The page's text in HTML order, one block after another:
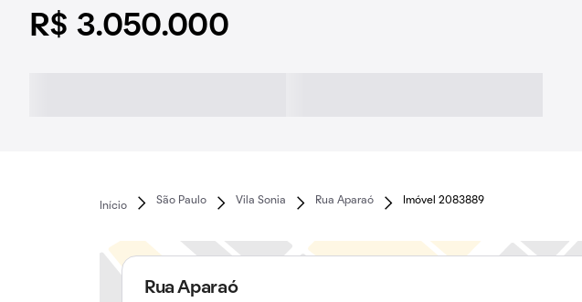
R$ 3.050.000
Início
São Paulo Vila Sonia Rua Aparaó Imóvel 2083889
Rua Aparaó